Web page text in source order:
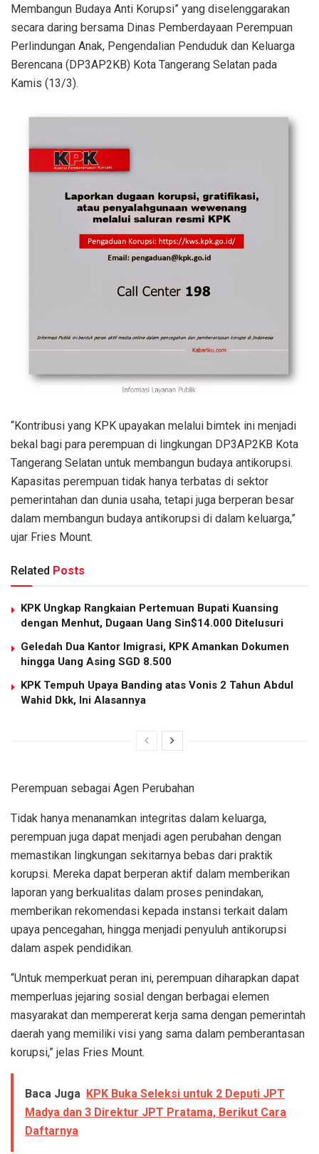
Membangun Budaya Anti Korupsi” yang diselenggarakan
secara daring bersama Dinas Pemberdayaan Perempuan
Perlindungan Anak, Pengendalian Penduduk dan Keluarga
Berencana (DP3AP2KB) Kota Tangerang Selatan pada
Kamis (13/3).
“Kontribusi yang KPK upayakan melalui bimtek ini menjadi
bekal bagi para perempuan di lingkungan DP3AP2KB Kota
Tangerang Selatan untuk membangun budaya antikorupsi.
Kapasitas perempuan tidak hanya terbatas di sektor
pemerintahan dan dunia usaha, tetapi juga berperan besar
dalam membangun budaya antikorupsi di dalam keluarga,”
ujar Fries Mount.
Related Posts
KPK Ungkap Rangkaian Pertemuan Bupati Kuansing
dengan Menhut, Dugaan Uang Sin$14.000 Ditelusuri
Geledah Dua Kantor Imigrasi, KPK Amankan Dokumen
hingga Uang Asing SGD 8.500
KPK Tempuh Upaya Banding atas Vonis 2 Tahun Abdul
Wahid Dkk, Ini Alasannya
Perempuan sebagai Agen Perubahan
Tidak hanya menanamkan integritas dalam keluarga,
perempuan juga dapat menjadi agen perubahan dengan
memastikan lingkungan sekitarnya bebas dari praktik
korupsi. Mereka dapat berperan aktif dalam memberikan
laporan yang berkualitas dalam proses penindakan,
memberikan rekomendasi kepada instansi terkait dalam
upaya pencegahan, hingga menjadi penyuluh antikorupsi
dalam aspek pendidikan.
“Untuk memperkuat peran ini, perempuan diharapkan dapat
memperluas jejaring sosial dengan berbagai elemen
masyarakat dan mempererat kerja sama dengan pemerintah
daerah yang memiliki visi yang sama dalam pemberantasan
korupsi,” jelas Fries Mount.
Baca Juga KPK Buka Seleksi untuk 2 Deputi JPT
Madya dan 3 Direktur JPT Pratama, Berikut Cara
Daftarnya